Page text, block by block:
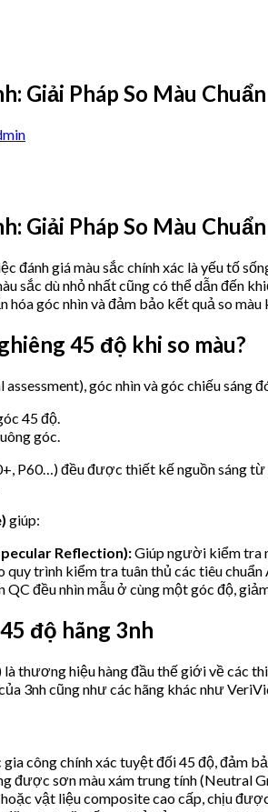
Giải Pháp So Màu
Giải Pháp So Màu
đánh giá màu sắc chính xác là yếu tố
sắc dù nhỏ nhất cũng có thể dẫn đến
góc nhìn và đảm bảo kết quả so màu
45 độ khi so màu?
góc nhìn và góc chiếu
45 độ.
góc.
P60…) đều được thiết kế nguồn sáng
giúp:
Reflection):Giúp người kiểm tra
quy trình kiểm tra tuân thủ các tiêu
QC đều nhìn mẫu ở cùng một góc độ,
độ hãng 3nh
thương hiệu hàng đầu thế giới về các
3nh cũng như các hãng khác như
công chính xác tuyệt đối 45 độ, đảm
được sơn màu xám trung tính (Neutral
vật liệu composite cao cấp, chịu